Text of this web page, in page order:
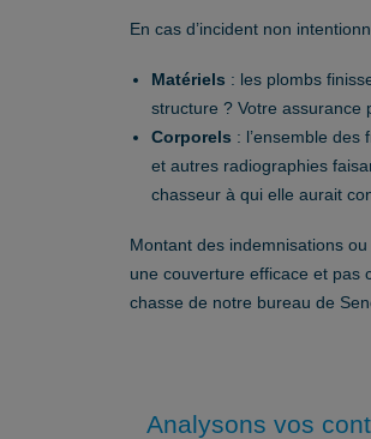
En cas d’incident non
Matériels : les plombs
structure ? Votre assurance
Corporels : l’ensemble des
et autres radiographies
chasseur à qui elle aurait
Montant des indemnisations
une couverture efficace et pas
chasse de notre bureau de
Analysons vos